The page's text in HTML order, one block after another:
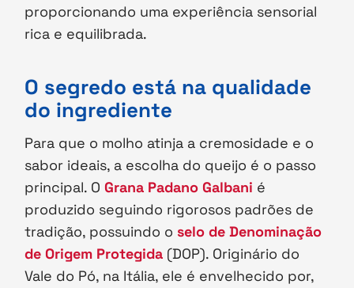
proporcionando uma experiência sensorial
rica e equilibrada.
O segredo está na qualidade
do ingrediente
Para que o molho atinja a cremosidade e o
sabor ideais, a escolha do queijo é o passo
principal. O Grana Padano Galbani é
produzido seguindo rigorosos padrões de
tradição, possuindo o selo de Denominação
de Origem Protegida (DOP). Originário do
Vale do Pó, na Itália, ele é envelhecido por,